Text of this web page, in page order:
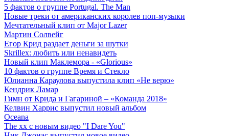
5 фактов о группе Portugal. The Man
Новые треки от американских королев поп-музыки
Мечтательный клип от Major Lazer
Мартин Солвейг
Егор Крид раздает деньги за шутки
Skrillex: любить или ненавидеть
Новый клип Маклемора - «Glorious»
10 фактов о группе Время и Стекло
Юлианна Караулова выпустила клип «Не верю»
Кендрик Ламар
Гимн от Крида и Гагариной – «Команда 2018»
Келвин Харрис выпустил новый альбом
Oceana
The xx с новым видео "I Dare You"